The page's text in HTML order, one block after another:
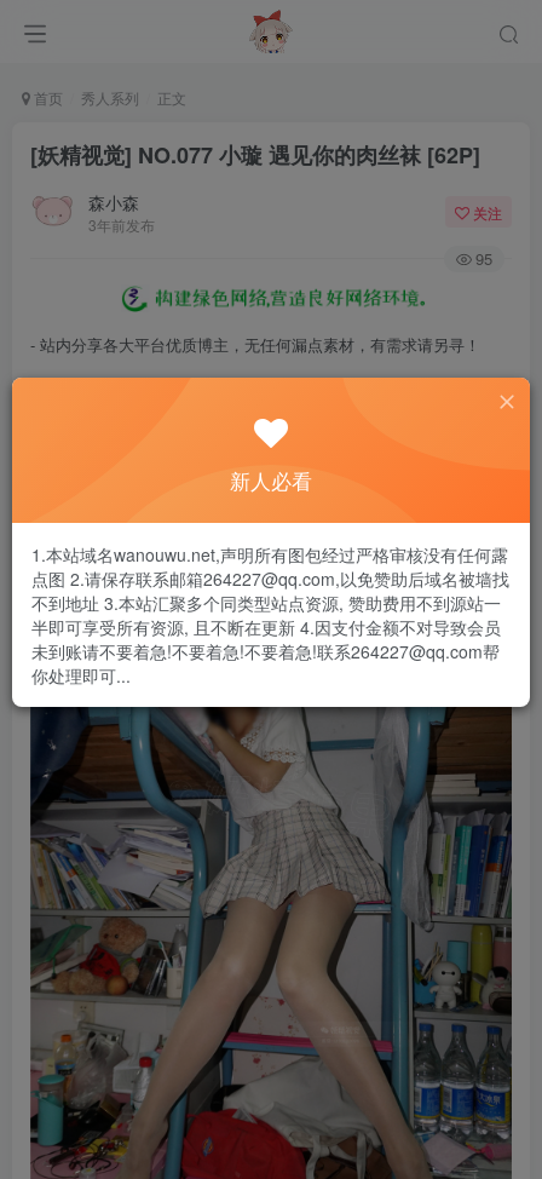
首页 秀人系列 正文
[妖精视觉] NO.077 小璇 遇见你的肉丝袜 [62P]
森小森
3年前发布
关注
95
- 站内分享各大平台优质博主，无任何漏点素材，有需求请另寻！
- 百度网盘提示提取码错误，请更换浏览器重试，这是百度网盘版本问
- 遇见解压密码不对、无法解压，请查看
- 资源失效/充值未到账/账号解禁...等问题请《提交工单》
新人必看
1.本站域名wanouwu.net,声明所有图包经过严格审核没有任何露
点图 2.请保存联系邮箱264227@qq.com,以免赞助后域名被墙找
不到地址 3.本站汇聚多个同类型站点资源, 赞助费用不到源站一
半即可享受所有资源, 且不断在更新 4.因支付金额不对导致会员
未到账请不要着急!不要着急!不要着急!联系264227@qq.com帮
你处理即可...